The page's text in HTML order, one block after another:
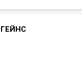
ГЕЙНС